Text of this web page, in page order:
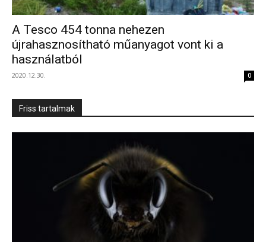
A Tesco 454 tonna nehezen
újrahasznosítható műanyagot vont ki a
használatból
2020.12.30. 0
Friss tartalmak